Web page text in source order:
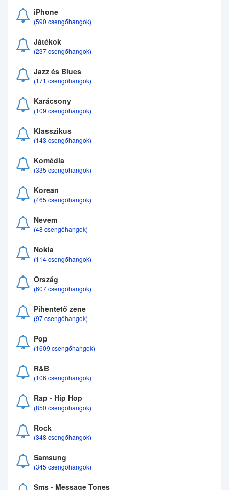
iPhone
(590 csengőhangok)
Játékok
(237 csengőhangok)
Jazz és Blues
(171 csengőhangok)
Karácsony
(109 csengőhangok)
Klasszikus
(143 csengőhangok)
Komédia
(335 csengőhangok)
Korean
(465 csengőhangok)
Nevem
(48 csengőhangok)
Nokia
(114 csengőhangok)
Ország
(607 csengőhangok)
Pihentető zene
(97 csengőhangok)
Pop
(1609 csengőhangok)
R&B
(106 csengőhangok)
Rap - Hip Hop
(850 csengőhangok)
Rock
(348 csengőhangok)
Samsung
(345 csengőhangok)
Sms - Message Tones